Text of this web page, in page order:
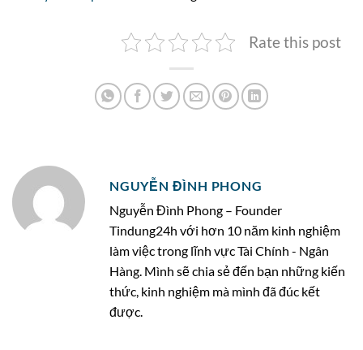
Rate this post
NGUYỄN ĐÌNH PHONG
Nguyễn Đình Phong – Founder
Tindung24h với hơn 10 năm kinh nghiệm
làm việc trong lĩnh vực Tài Chính - Ngân
Hàng. Mình sẽ chia sẻ đến bạn những kiến
thức, kinh nghiệm mà mình đã đúc kết
được.